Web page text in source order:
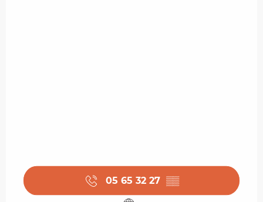
05 65 32 27 ▒▒